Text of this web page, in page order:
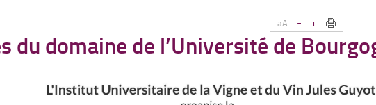
aA - +
du domaine de l’Université de